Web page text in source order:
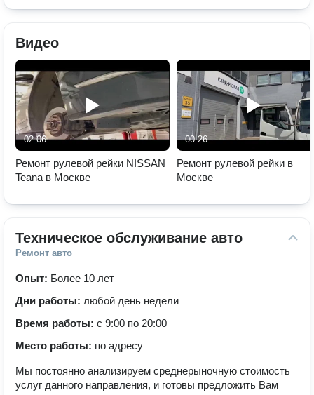
Видео
02:06
Ремонт рулевой рейки NISSAN
Teana в Москве
00:26
Ремонт рулевой рейки в
Москве
Техническое обслуживание авто
Ремонт авто
Опыт: Более 10 лет
Дни работы: любой день недели
Время работы: с 9:00 по 20:00
Место работы: по адресу
Мы постоянно анализируем среднерыночную стоимость
услуг данного направления, и готовы предложить Вам